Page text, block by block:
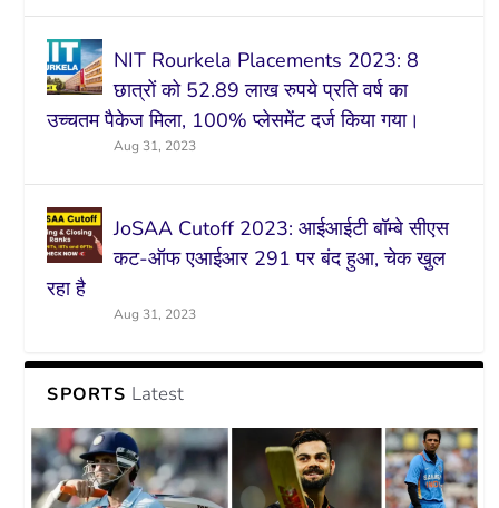
NIT Rourkela Placements 2023: 8
छात्रों को 52.89 लाख रुपये प्रति वर्ष का
उच्चतम पैकेज मिला, 100% प्लेसमेंट दर्ज किया गया।
Aug 31, 2023
JoSAA Cutoff 2023: आईआईटी बॉम्बे सीएस
कट-ऑफ एआईआर 291 पर बंद हुआ, चेक खुल
रहा है
Aug 31, 2023
SPORTS Latest